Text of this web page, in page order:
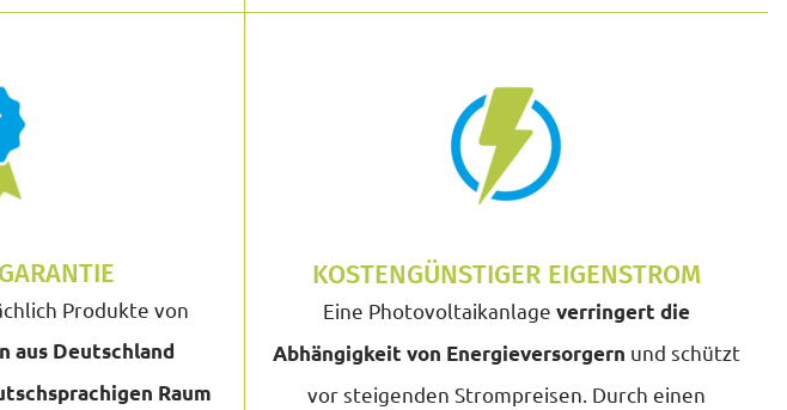
Produkte von
aus Deutschland
Raum
KOSTENGÜNSTIGER EIGENSTROM
Eine Photovoltaikanlage verringert die
Abhängigkeit von Energieversorgern und schützt
vor steigenden Strompreisen. Durch einen